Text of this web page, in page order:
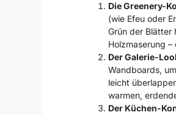
Die Greenery-
(wie Efeu oder
Grün der Blätter
Holzmaserung
Der Galerie-
Wandboards,
leicht
warmen,
Der Küchen-